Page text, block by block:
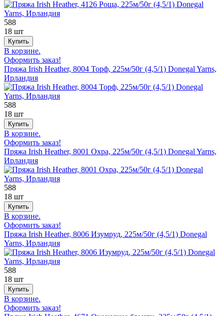
588
18 шт
В корзине.
Оформить заказ!
Пряжа Irish Heather, 8004 Торф, 225м/50г (4,5/1) Donegal Yarns,
Ирландия
588
18 шт
В корзине.
Оформить заказ!
Пряжа Irish Heather, 8001 Охра, 225м/50г (4,5/1) Donegal Yarns,
Ирландия
588
18 шт
В корзине.
Оформить заказ!
Пряжа Irish Heather, 8006 Изумруд, 225м/50г (4,5/1) Donegal
Yarns, Ирландия
588
18 шт
В корзине.
Оформить заказ!